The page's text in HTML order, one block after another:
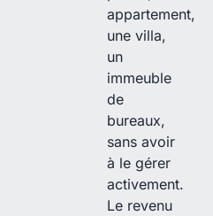
appartement,
une villa,
un
immeuble
de
bureaux,
sans avoir
à le gérer
activement.
Le revenu